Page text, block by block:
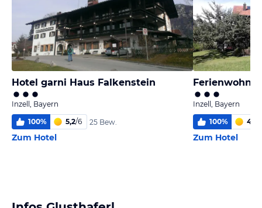
Hotel garni Haus Falkenstein
Inzell, Bayern
100% 5,2/6 25 Bew.
Zum Hotel
Inzell, Bayern
100% 4,0
Zum Hotel